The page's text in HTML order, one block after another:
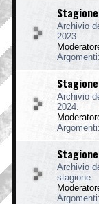
Archivio
2023.
Argomenti:
Archivio
2024.
Argomenti:
Archivio
stagione.
Argomenti: